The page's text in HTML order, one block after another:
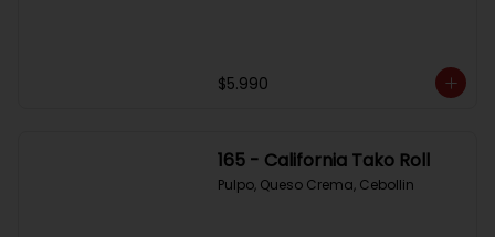
$5.990
165 - California Tako Roll
Pulpo, Queso Crema, Cebollin